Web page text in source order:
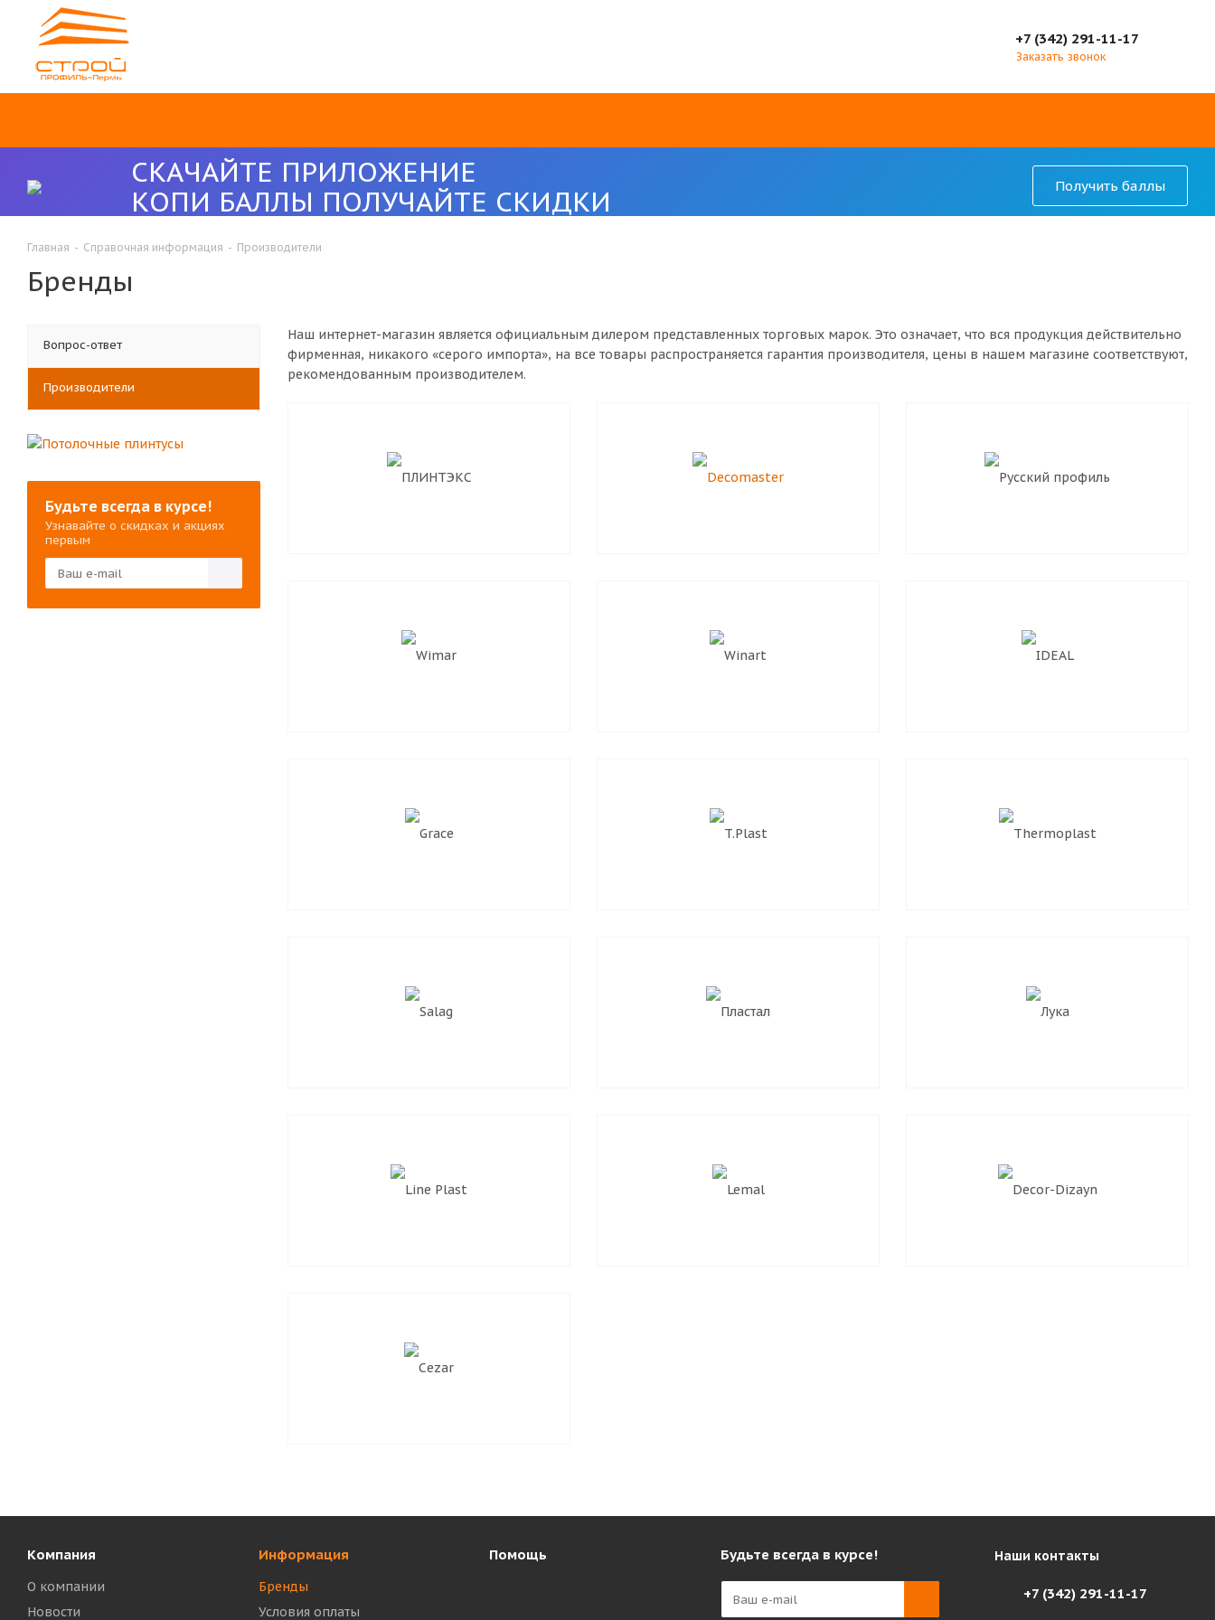
+7 (342) 291-11-17
Заказать звонок
СКАЧАЙТЕ ПРИЛОЖЕНИЕ
КОПИ БАЛЛЫ ПОЛУЧАЙТЕ СКИДКИ
Получить баллы
Главная - Справочная информация - Производители
Бренды
Наш интернет-магазин является официальным дилером представленных торговых марок. Это означает, что вся продукция действительно
фирменная, никакого «серого импорта», на все товары распространяется гарантия производителя, цены в нашем магазине соответствуют,
рекомендованным производителем.
Вопрос-ответ
Производители
Будьте всегда в курсе!
Узнавайте о скидках и акциях
первым
Компания
О компании
Новости
Информация
Бренды
Условия оплаты
Помощь Будьте всегда в курсе! Наши контакты
+7 (342) 291-11-17